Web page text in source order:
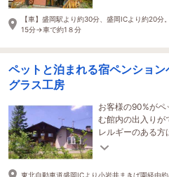
【車】盛岡駅より約30分、盛岡ICより約20
15分→車で約1８分
ペットと泊まれる宿ペンショ
グラス工房
お客様の90%が
む館内の出入りが
レルギーのある
たします。喫煙者
東北自動車道盛岡ICより小岩井まきば園経由